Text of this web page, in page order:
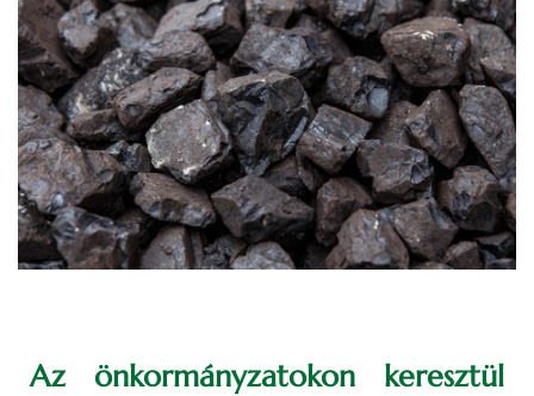
Az önkormányzatokon keresztül